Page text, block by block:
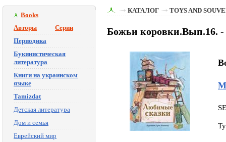
Books
Авторы
Серии
Периодика
Букинистическая
литература
Книги на украинском
языке
Tamizdat
Детская литература
Дом и семья
Еврейский мир
КАТАЛОГ TOYS AND
Божьи коровки.Вып.16.